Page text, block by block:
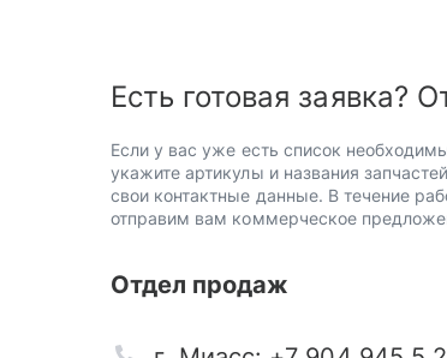
Есть готовая заявка?
Если у вас уже есть список
укажите артикулы и названия
свои контактные данные. В течение
отправим вам коммерческое
Отдел продаж